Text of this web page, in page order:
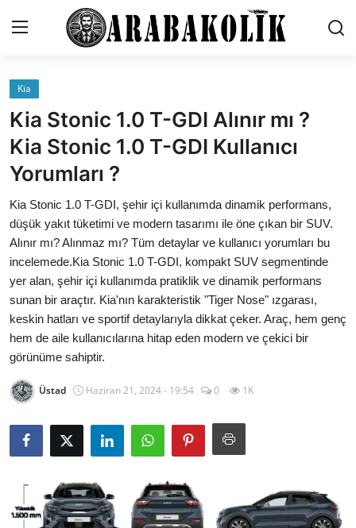
İletişim
Genel
Karşılaştırmalar
Testler
Markalar
Motosiklet
Öneriler
Paketler
Yağlar
Kia
Kia Stonic 1.0 T-GDI Alınır mı ?
Kia Stonic 1.0 T-GDI Kullanıcı
Yorumları ?
Kia Stonic 1.0 T-GDI, şehir içi kullanımda dinamik performans,
düşük yakıt tüketimi ve modern tasarımı ile öne çıkan bir SUV.
Alınır mı? Alınmaz mı? Tüm detaylar ve kullanıcı yorumları bu
incelemede.Kia Stonic 1.0 T-GDI, kompakt SUV segmentinde
yer alan, şehir içi kullanımda pratiklik ve dinamik performans
sunan bir araçtır. Kia'nın karakteristik "Tiger Nose" ızgarası,
keskin hatları ve sportif detaylarıyla dikkat çeker. Araç, hem genç
hem de aile kullanıcılarına hitap eden modern ve çekici bir
görünüme sahiptir.
Üstad Haziran 21, 2024 - 19:54 0 1K